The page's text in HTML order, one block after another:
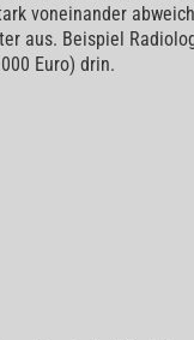
voneinander
aus. Beispiel
Euro) drin.